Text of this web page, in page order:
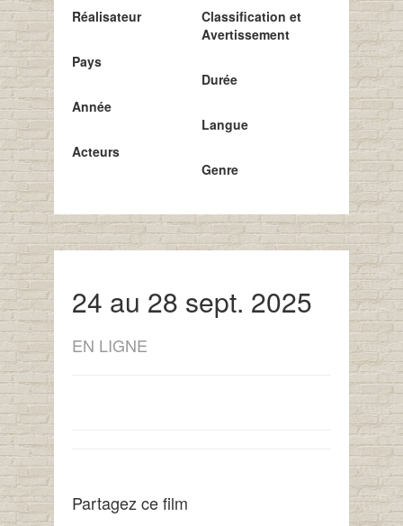
Réalisateur
Pays
Année
Acteurs
Classification et
Avertissement
Durée
Langue
Genre
24 au 28 sept. 2025
EN LIGNE
Partagez ce film